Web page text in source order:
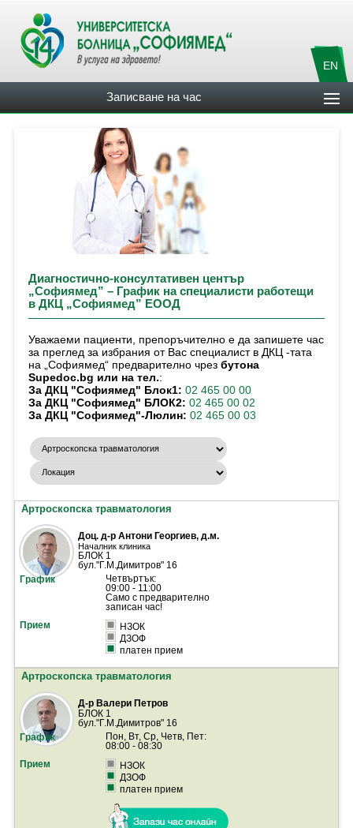
EN
Записване на час
Диагностично-консултативен център
„Софиямед” – График на специалисти работещи
в ДКЦ „Софиямед” ЕООД
Уважаеми пациенти, препоръчително е да запишете час
за преглед за избрания от Вас специалист в ДКЦ -тата
на „Софиямед“ предварително чрез бутона
Supedoc.bg или на тел.:
За ДКЦ "Софиямед" Блок1: 02 465 00 00
За ДКЦ "Софиямед" БЛОК2: 02 465 00 02
За ДКЦ "Софиямед"-Люлин: 02 465 00 03
Артроскопска травматология
Доц. д-р Антони Георгиев, д.м.
Началник клиника
БЛОК 1
бул."Г.М.Димитров" 16
Четвъртък:
09:00 - 11:00
Само с предварително
записан час!
НЗОК
ДЗОФ
платен прием
Артроскопска травматология
Д-р Валери Петров
БЛОК 1
бул."Г.М.Димитров" 16
Пон, Вт, Ср, Четв, Пет:
08:00 - 08:30
НЗОК
ДЗОФ
платен прием